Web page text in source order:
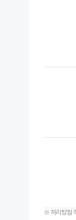
※ 처리방침